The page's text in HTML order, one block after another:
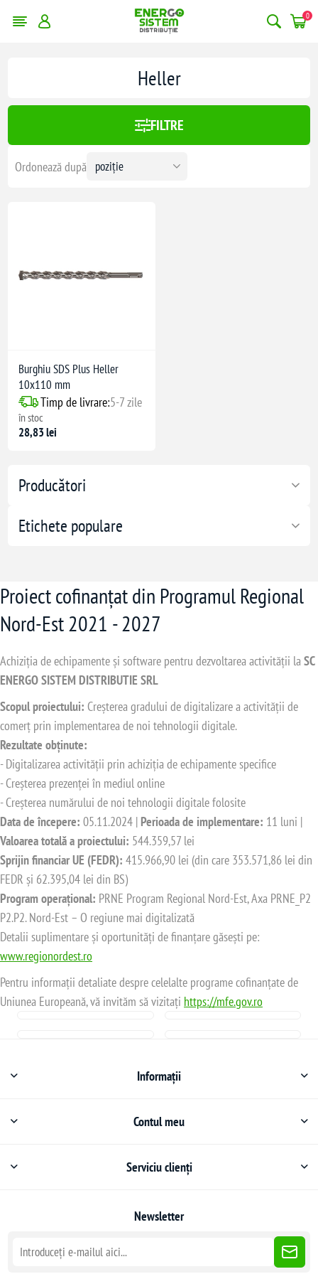
0
Producători
Etichete populare
Heller
FILTRE
Ordonează după
Burghiu SDS Plus Heller
10x110 mm
Timp de livrare:5-7 zile
în stoc
28,83 lei
Proiect cofinanțat din Programul Regional
Nord-Est 2021 - 2027
Achiziția de echipamente și software pentru dezvoltarea activității laSC
ENERGO SISTEM DISTRIBUTIE SRL
Scopul proiectului: Creșterea gradului de digitalizare a activității de
comerț prin implementarea de noi tehnologii digitale.
Rezultate obținute:
- Digitalizarea activității prin achiziția de echipamente specifice
- Creșterea prezenței în mediul online
- Creșterea numărului de noi tehnologii digitale folosite
Data de începere: 05.11.2024 | Perioada de implementare: 11 luni |
Valoarea totală a proiectului: 544.359,57 lei
Sprijin financiar UE (FEDR): 415.966,90 lei (din care 353.571,86 lei din
FEDR și 62.395,04 lei din BS)
Program operațional: PRNE Program Regional Nord-Est, Axa PRNE_P2
P2.P2. Nord-Est – O regiune mai digitalizată
Detalii suplimentare și oportunități de finanțare găsești pe:
www.regionordest.ro
Pentru informații detaliate despre celelalte programe cofinanțate de
Uniunea Europeană, vă invităm să vizitați https://mfe.gov.ro
Informații
Contul meu
Serviciu clienți
Newsletter